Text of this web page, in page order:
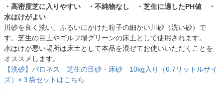
・高密度芝に入りやすい ・不純物なし ・芝生に適したPH値 ・
水はけがよい
川砂を良く洗い、ふるいにかけた粒子の細かい川砂（洗い砂）で
す。芝生の目土やゴルフ場グリーンの床土として使用されます。
水はけが悪い場所は床土として本品を混ぜてお使いいただくことを
オススメします。
【洗砂】バロネス 芝生の目砂・床砂 10kg入り（6.7リットルサイ
ズ）×３袋セットはこちら